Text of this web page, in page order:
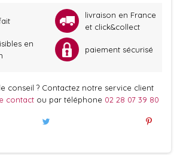
livraison en France
et click&collect
en
paiement sécurisé
conseil ? Contactez notre service client
contact ou par téléphone 02 28 07 39 80